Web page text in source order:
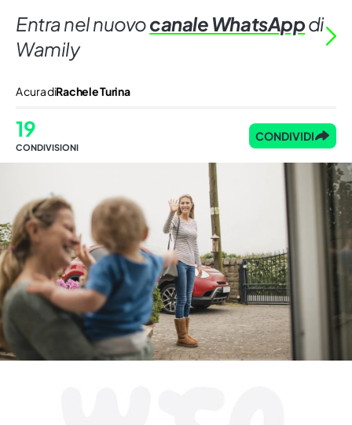
Entra nel nuovocanale WhatsAppdi
Wamily
A cura diRachele Turina
19
CONDIVISIONI
CONDIVIDI